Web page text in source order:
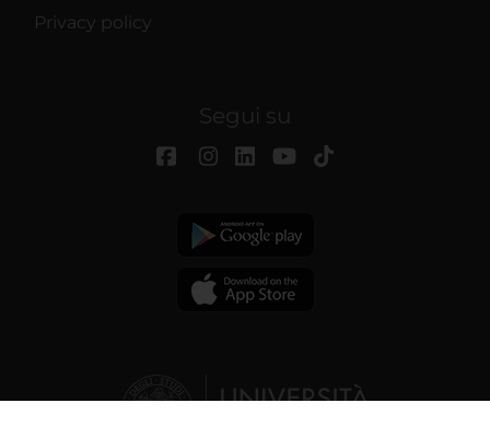
Privacy policy
Segui su